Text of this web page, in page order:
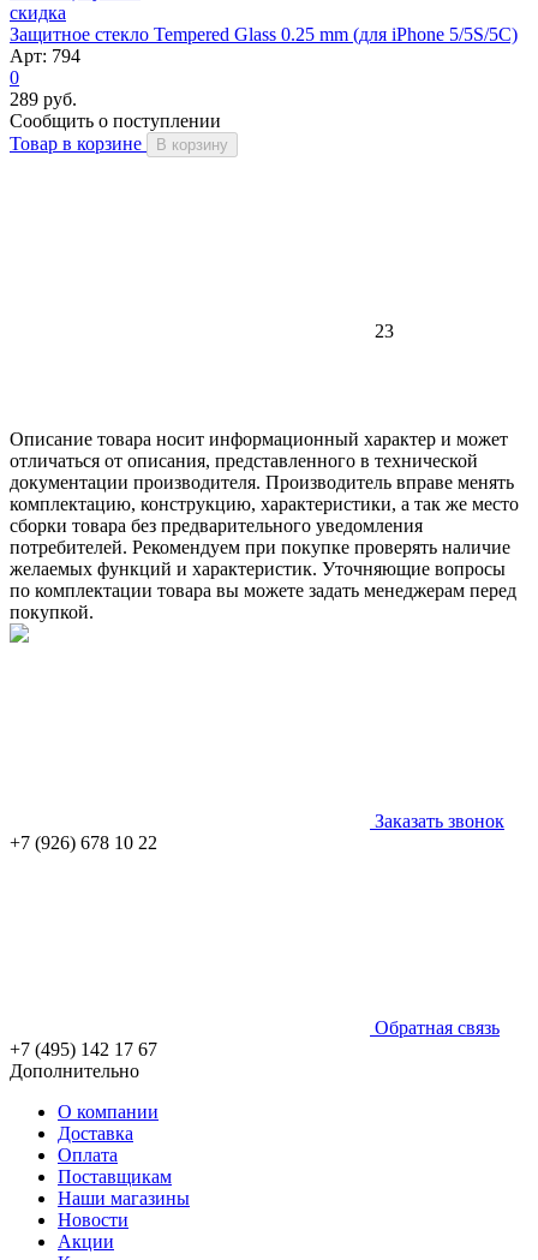
скидка
Защитное стекло Tempered Glass 0.25 mm (для iPhone 5/5S/5C)
Арт: 794
0
289 руб.
Сообщить о поступлении
Товар в корзине
В корзину
23
Описание товара носит информационный характер и может
отличаться от описания, представленного в технической
документации производителя. Производитель вправе менять
комплектацию, конструкцию, характеристики, а так же место
сборки товара без предварительного уведомления
потребителей. Рекомендуем при покупке проверять наличие
желаемых функций и характеристик. Уточняющие вопросы
по комплектации товара вы можете задать менеджерам перед
покупкой.
Заказать звонок
+7 (926) 678 10 22
Обратная связь
+7 (495) 142 17 67
Дополнительно
О компании
Доставка
Оплата
Поставщикам
Наши магазины
Новости
Акции